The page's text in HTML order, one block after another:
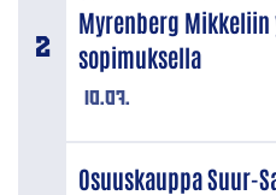
10.07.
Myrenberg
sopimuksella
Osuuskauppa Suur-